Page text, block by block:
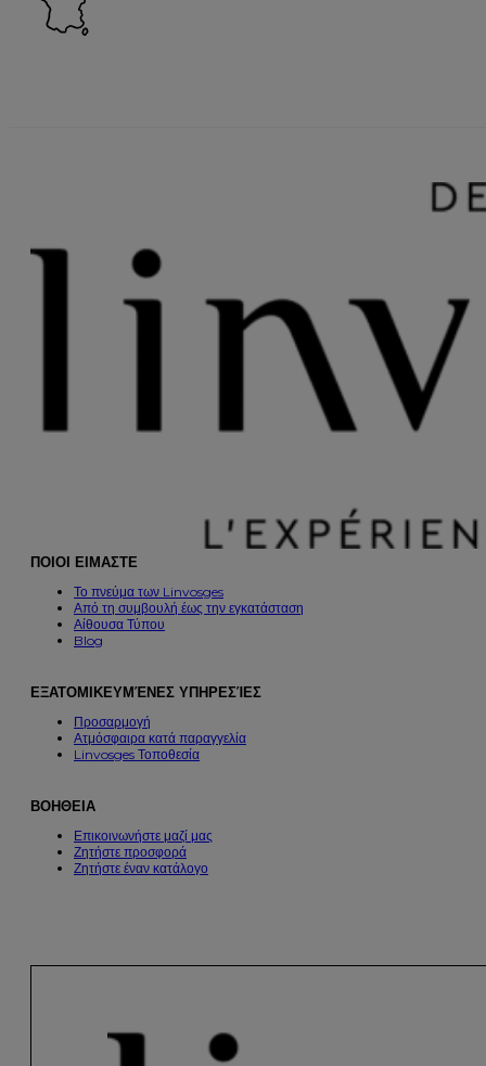
ΠΟΙΟΙ ΕΙΜΑΣΤΕ
Το πνεύμα των Linvosges
Από τη συμβουλή έως την εγκατάσταση
Αίθουσα Τύπου
Blog
ΕΞΑΤΟΜΙΚΕΥΜΈΝΕΣ ΥΠΗΡΕΣΊΕΣ
Προσαρμογή
Ατμόσφαιρα κατά παραγγελία
Linvosges Τοποθεσία
ΒΟΗΘΕΙΑ
Επικοινωνήστε μαζί μας
Ζητήστε προσφορά
Ζητήστε έναν κατάλογο